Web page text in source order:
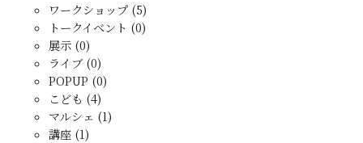
ワークショップ (5)
トークイベント (0)
展示 (0)
ライブ (0)
POPUP (0)
こども (4)
マルシェ (1)
講座 (1)